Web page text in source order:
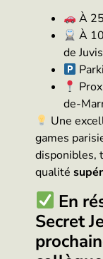
À
À
de
de-
Une
games
disponibles,
qualité
En
Secret